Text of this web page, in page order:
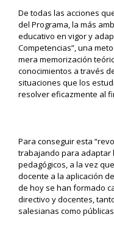
De todas las acciones
del Programa, la más
educativo en vigory
Competencias”, una
mera memorización
conocimientos a través
situaciones que los
resolver eficazmente al
Para conseguir esta
trabajando para adaptar
pedagógicos, a la vez que
docente a la aplicación
de hoy se han formado
directivo ydocentes,
salesianas como públicas